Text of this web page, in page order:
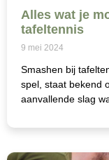
Alles wat je
tafeltennis
9 mei 2024
Smashen bij
spel, staat bekend
aanvallende slag